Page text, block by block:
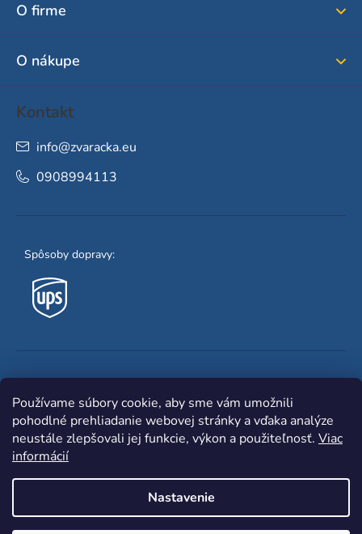
Používame súbory cookie, aby sme vám umožnili
pohodlné prehliadanie webovej stránky a vďaka analýze
neustále zlepšovali jej funkcie, výkon a použiteľnosť. Viac
informácií
Nastavenie
O firme
O nákupe
Kontakt
info@zvaracka.eu
0908994113
Spôsoby dopravy:
Shoptet |mime digital